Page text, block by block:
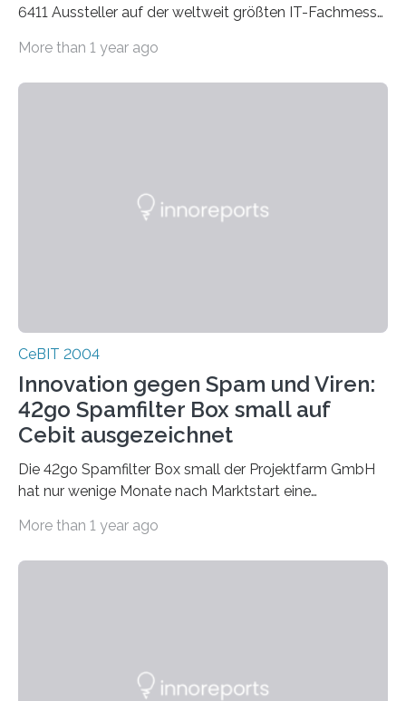
6411 Aussteller auf der weltweit größten IT-Fachmesse
Das Konzept, dem internationalen Trend der CeBIT zu
More than 1 year ago
CeBIT 2004
Innovation gegen Spam und Viren:
42go Spamfilter Box small auf
Cebit ausgezeichnet
Die 42go Spamfilter Box small der Projektfarm GmbH
hat nur wenige Monate nach Marktstart eine
renomierte Fachzeitschrift PC Professionell hat die
More than 1 year ago